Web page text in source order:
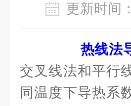
更新时
热线法
交叉线法和平行
同温度下导热系